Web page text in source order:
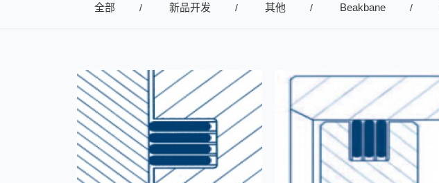
全部 / 新品开发 / 其他 / Beakbane /